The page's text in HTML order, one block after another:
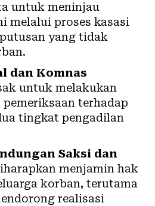
untuk meninjau
melalui proses kasasi
yang tidak
dan Komnas
untuk melakukan
terhadap
tingkat pengadilan
Saksi dan
menjamin hak
korban, terutama
realisasi